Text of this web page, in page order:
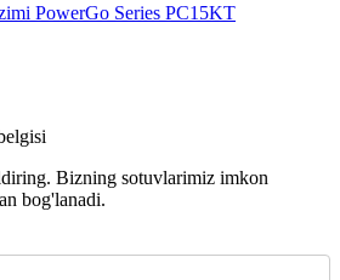
PowerGo Series PC15KT
Bizning sotuvlarimiz imkon
bog'lanadi.